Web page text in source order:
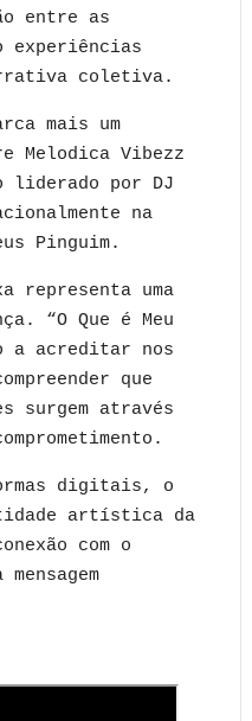
entre as
experiências
coletiva.
mais um
Melodica Vibezz
liderado por DJ
na
Pinguim.
representa uma
“O Que é Meu
a acreditar nos
que
surgem através
digitais, o
artística da
com o